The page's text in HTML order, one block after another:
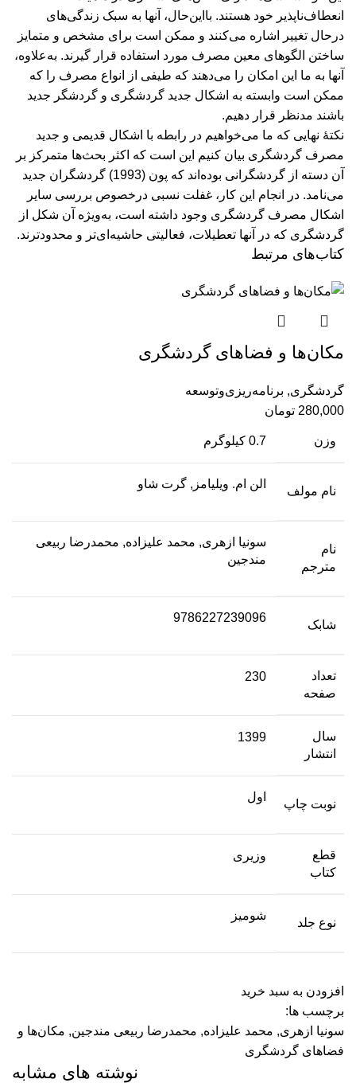
انعطاف‌ناپذیر خود هستند. بااین‌حال، آنها به سبک زندگی‌های
درحال تغییر اشاره می‌کنند و ممکن است برای مشخص و متمایز
ساختن الگوهای معین مصرف مورد استفاده قرار گیرند. به‌علاوه،
آنها به ما این امکان را می‌دهند که طیفی از انواع مصرف را که
ممکن است وابسته به اشکال جدید گردشگری و گردشگر جدید
باشند مدنظر قرار دهیم.
نکتۀ نهایی که ما می‌خواهیم در رابطه با اشکال قدیمی و جدید
مصرف گردشگری بیان کنیم این است که اکثر بحث‌ها متمرکز بر
آن دسته از گردشگرانی بوده‌اند که پون (1993) گردشگران جدید
می‌نامد. در انجام این کار، غفلت نسبی درخصوص بررسی سایر
اشکال مصرف گردشگری وجود داشته است، به‌ویژه آن شکل از
گردشگری که در آنها تعطیلات، فعالیتی حاشیه‌ای‌تر و محدودترند.
کتاب‌های مرتبط
مکان‌‌ها و فضاهای گردشگری
گردشگری, برنامه‌ریزی‌وتوسعه
280,000 تومان
وزن 0.7 کیلوگرم
نام مولف
الن ام. ویلیامز, گرت شاو
نام
مترجم
سونیا ازهری, محمد علیزاده, محمدرضا ربیعی
مندجین
شابک
9786227239096
تعداد
صفحه
230
سال
انتشار
1399
نوبت چاپ
اول
قطع
کتاب
وزیری
نوع جلد
شومیز
افزودن به سبد خرید
برچسب ها:
سونیا ازهری, محمد علیزاده, محمدرضا ربیعی مندجین, مکان‌ها و
فضاهای گردشگری
نوشته های مشابه